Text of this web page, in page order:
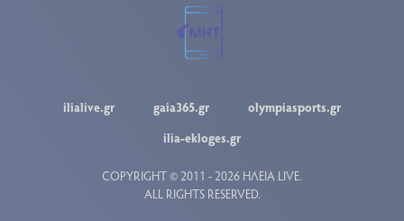
ilialive.gr gaia365.gr
olympiasports.gr
ilia-ekloges.gr
COPYRIGHT © 2011 - 2026 ΗΛΕΙΑ LIVE.
ALL RIGHTS RESERVED.